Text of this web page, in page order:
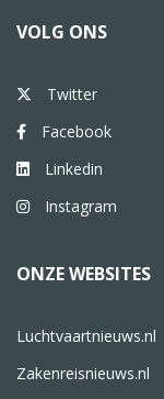
VOLG ONS
Twitter
Facebook
Linkedin
Instagram
ONZE WEBSITES
Luchtvaartnieuws.nl
Zakenreisnieuws.nl